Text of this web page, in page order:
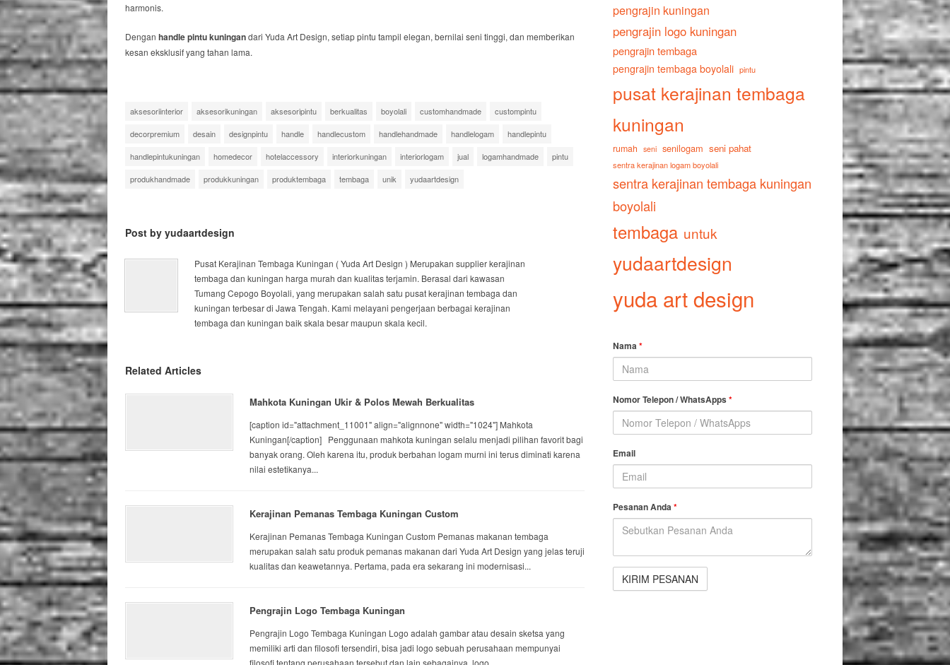
harmonis.
Dengan handle pintu kuningandari Yuda Art Design, setiap pintu tampil elegan, bernilai seni tinggi, dan memberikan
kesan eksklusif yang tahan lama.
aksesoriinterior aksesorikuningan aksesoripintu berkualitas boyolali customhandmade
custompintu
decorpremium
desain designpintu handle handlecustom handlehandmade handlelogam
handlepintu
handlepintukuningan
homedecor hotelaccessory interiorkuningan interiorlogam jual logamhandmade
pintu
produkhandmade
produkkuningan produktembaga tembaga unik yudaartdesign
Post by yudaartdesign
Pusat Kerajinan Tembaga Kuningan ( Yuda Art Design ) Merupakan supplier kerajinan
tembaga dan kuningan harga murah dan kualitas terjamin. Berasal dari kawasan
Tumang Cepogo Boyolali, yang merupakan salah satu pusat kerajinan tembaga dan
kuningan terbesar di Jawa Tengah. Kami melayani pengerjaan berbagai kerajinan
tembaga dan kuningan baik skala besar maupun skala kecil.
Related Articles
Mahkota Kuningan Ukir & Polos Mewah Berkualitas
[caption id="attachment_11001" align="alignnone" width="1024"] Mahkota
Kuningan[/caption] Penggunaan mahkota kuningan selalu menjadi pilihan favorit bagi
banyak orang. Oleh karena itu, produk berbahan logam murni ini terus diminati karena
nilai estetikanya...
Kerajinan Pemanas Tembaga Kuningan Custom
Kerajinan Pemanas Tembaga Kuningan Custom Pemanas makanan tembaga
merupakan salah satu produk pemanas makanan dari Yuda Art Design yang jelas teruji
kualitas dan keawetannya. Pertama, pada era sekarang ini modernisasi...
Pengrajin Logo Tembaga Kuningan
Pengrajin Logo Tembaga Kuningan Logo adalah gambar atau desain sketsa yang
memiliki arti dan filosofi tersendiri, bisa jadi logo sebuah perusahaan mempunyai
filosofi tentang perusahaan tersebut dan lain sebagainya. logo...
pengrajin kuningan
pengrajin logo kuningan
pengrajin tembaga
pengrajin tembaga boyolali pintu
pusat kerajinan tembaga
kuningan
rumah seni senilogam seni pahat
sentra kerajinan logam boyolali
sentra kerajinan tembaga kuningan
boyolali
tembaga untuk
yudaartdesign
yuda art design
Nama*
Nomor Telepon / WhatsApps *
Email
Pesanan Anda*